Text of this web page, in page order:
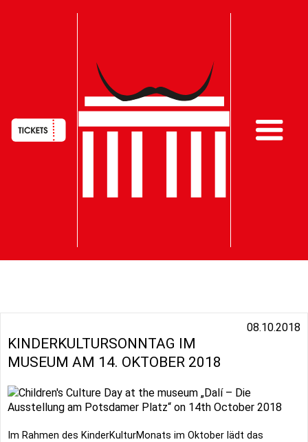
Inhalt
08.10.2018
KINDERKULTURSONNTAG IM
MUSEUM AM 14. OKTOBER 2018
Im Rahmen des KinderKulturMonats im Oktober lädt das